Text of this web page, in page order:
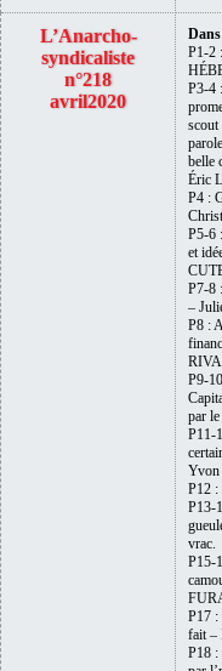
L’Anarcho-
syndicaliste
n°218
avril2020
P1-2
P3-4
scout
belle
Éric
P4 :
P5-6
et
P7-8
–
P8 :
P9-
par
P11-
Yvon
P12 :
P13-
vrac.
P15-
P17 :
fait –
P18 :